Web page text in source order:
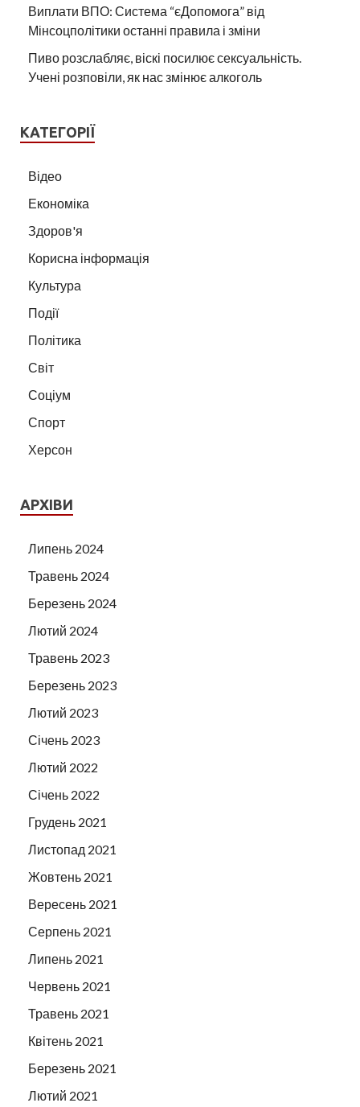
Виплати ВПО: Система “єДопомога” від
Мінсоцполітики останні правила і зміни
Пиво розслабляє, віскі посилює сексуальність.
Учені розповіли, як нас змінює алкоголь
КАТЕГОРІЇ
Відео
Економіка
Здоров'я
Корисна інформація
Культура
Події
Політика
Світ
Соціум
Спорт
Херсон
АРХІВИ
Липень 2024
Травень 2024
Березень 2024
Лютий 2024
Травень 2023
Березень 2023
Лютий 2023
Січень 2023
Лютий 2022
Січень 2022
Грудень 2021
Листопад 2021
Жовтень 2021
Вересень 2021
Серпень 2021
Липень 2021
Червень 2021
Травень 2021
Квітень 2021
Березень 2021
Лютий 2021